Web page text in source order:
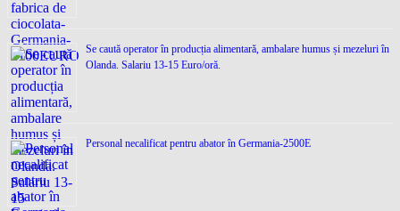
Se caută operator în producția alimentară, ambalare humus și mezeluri în
Olanda. Salariu 13-15 Euro/oră.
Personal necalificat pentru abator în Germania-2500E